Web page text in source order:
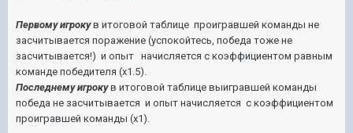
Первому игроку в итоговой таблице проигравшей команды не
засчитывается поражение (успокойтесь, победа тоже не
засчитывается!) и опыт начисляется с коэффициентом равным
команде победителя (х1.5).
Последнему игроку в итоговой таблице выигравшей команды
победа не засчитывается и опыт начисляется с коэффициентом
проигравшей команды (х1).